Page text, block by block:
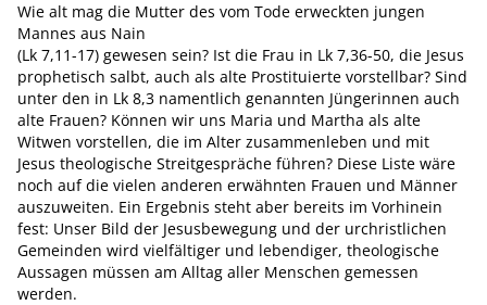
Wie alt mag die Mutter des vom Tode erweckten jungen
Mannes aus Nain
(Lk 7,11-17) gewesen sein? Ist die Frau in Lk 7,36-50, die Jesus
prophetisch salbt, auch als alte Prostituierte vorstellbar? Sind
unter den in Lk 8,3 namentlich genannten Jüngerinnen auch
alte Frauen? Können wir uns Maria und Martha als alte
Witwen vorstellen, die im Alter zusammenleben und mit
Jesus theologische Streitgespräche führen? Diese Liste wäre
noch auf die vielen anderen erwähnten Frauen und Männer
auszuweiten. Ein Ergebnis steht aber bereits im Vorhinein
fest: Unser Bild der Jesusbewegung und der urchristlichen
Gemeinden wird vielfältiger und lebendiger, theologische
Aussagen müssen am Alltag aller Menschen gemessen
werden.